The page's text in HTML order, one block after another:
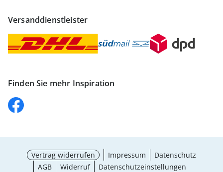
Versanddienstleister
Finden Sie mehr Inspiration
Vertrag widerrufen Impressum
Datenschutz
AGB
Widerruf Datenschutzeinstellungen